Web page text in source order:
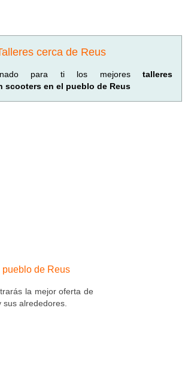
cerca de Reus
para ti los mejores talleres
scooters en el pueblo de Reus
pueblo de Reus
la mejor oferta de
alrededores.